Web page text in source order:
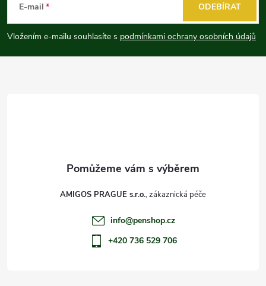
p
a
E-mail
Vložením e-mailu souhlasíte s podmínkami ochrany osobních údajů
ODEBÍRAT
AMIGOS PRAGUE s.r.o.
info@penshop.cz
+420 736 529 706